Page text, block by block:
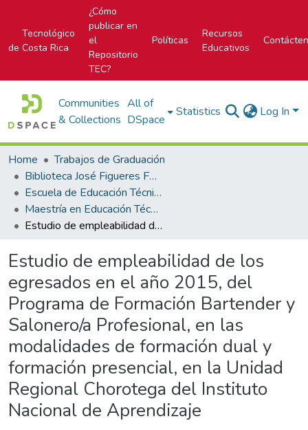
Tecnológico
de Costa Rica
¿Cómo
publicar en
el
Repositorio
TEC?
Políticas
Recursos
Educativos
Communities
& Collections
All of
DSpace
Statistics Log In
Home
Trabajos de Graduación
Biblioteca José Figueres Ferrer
Escuela de Educación Técnica
Maestría en Educación Técnica
Estudio de empleabilidad de los egresados en el año 2015, del Programa de Formación Bartender y Salonero/a Profesional, en las modalidades de formación dual y formación presencial, en la Unidad Regional Chorotega del Instituto Nacional de Aprendizaje
Estudio de empleabilidad de los
egresados en el año 2015, del
Programa de Formación Bartender y
Salonero/a Profesional, en las
modalidades de formación dual y
formación presencial, en la Unidad
Regional Chorotega del Instituto
Nacional de Aprendizaje